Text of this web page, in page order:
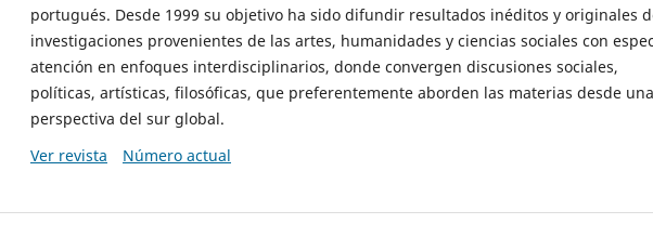
portugués. Desde 1999 su objetivo ha sido difundir resultados inéditos y originales
investigaciones provenientes de las artes, humanidades y ciencias sociales con
atención en enfoques interdisciplinarios, donde convergen discusiones sociales,
políticas, artísticas, filosóficas, que preferentemente aborden las materias desde una
perspectiva del sur global.
Ver revista
Número actual